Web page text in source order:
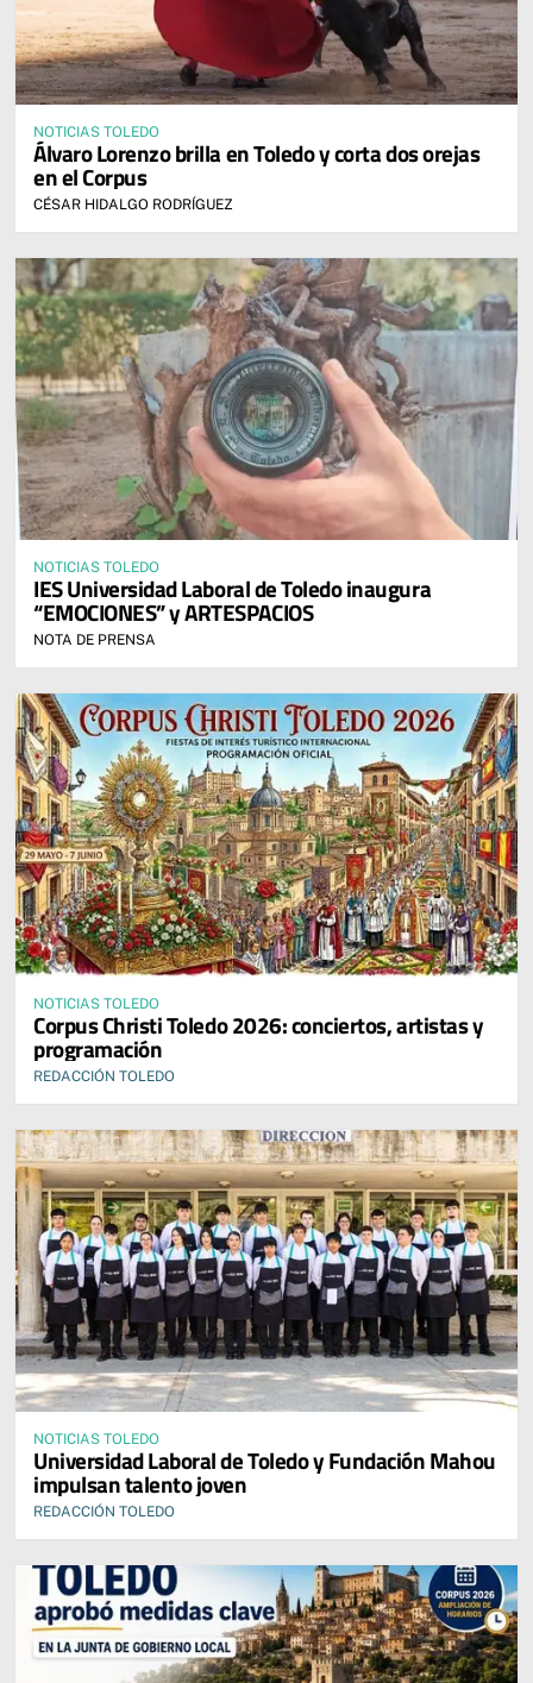
NOTICIAS TOLEDO
Álvaro Lorenzo brilla en Toledo y corta dos orejas
en el Corpus
CÉSAR HIDALGO RODRÍGUEZ
NOTICIAS TOLEDO
IES Universidad Laboral de Toledo inaugura
“EMOCIONES” y ARTESPACIOS
NOTA DE PRENSA
NOTICIAS TOLEDO
Corpus Christi Toledo 2026: conciertos, artistas y
programación
REDACCIÓN TOLEDO
NOTICIAS TOLEDO
Universidad Laboral de Toledo y Fundación Mahou
impulsan talento joven
REDACCIÓN TOLEDO